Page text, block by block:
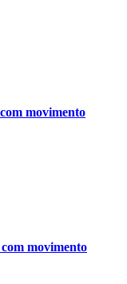
movimento
movimento